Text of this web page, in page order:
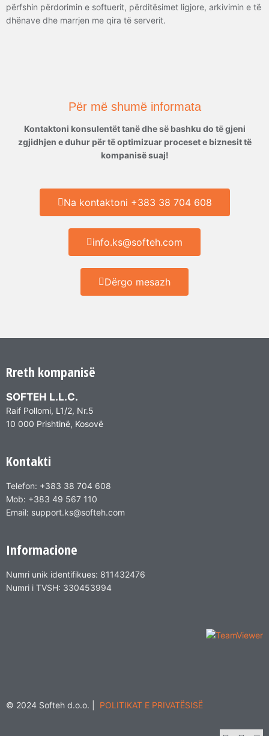
përfshin përdorimin e softuerit, përditësimet ligjore, arkivimin e të
dhënave dhe marrjen me qira të serverit.
Për më shumë informata
Kontaktoni konsulentët tanë dhe së bashku do të gjeni
zgjidhjen e duhur për të optimizuar proceset e biznesit të
kompanisë suaj!
Na kontaktoni +383 38 704 608
info.ks@softeh.com
Dërgo mesazh
Rreth kompanisë
SOFTEH L.L.C.
Raif Pollomi, L1/2, Nr.5
10 000 Prishtinë, Kosovë
Kontakti
Telefon: +383 38 704 608
Mob: +383 49 567 110
Email: support.ks@softeh.com
Informacione
Numri unik identifikues: 811432476
Numri i TVSH: 330453994
© 2024 Softeh d.o.o. | POLITIKAT E PRIVATËSISË